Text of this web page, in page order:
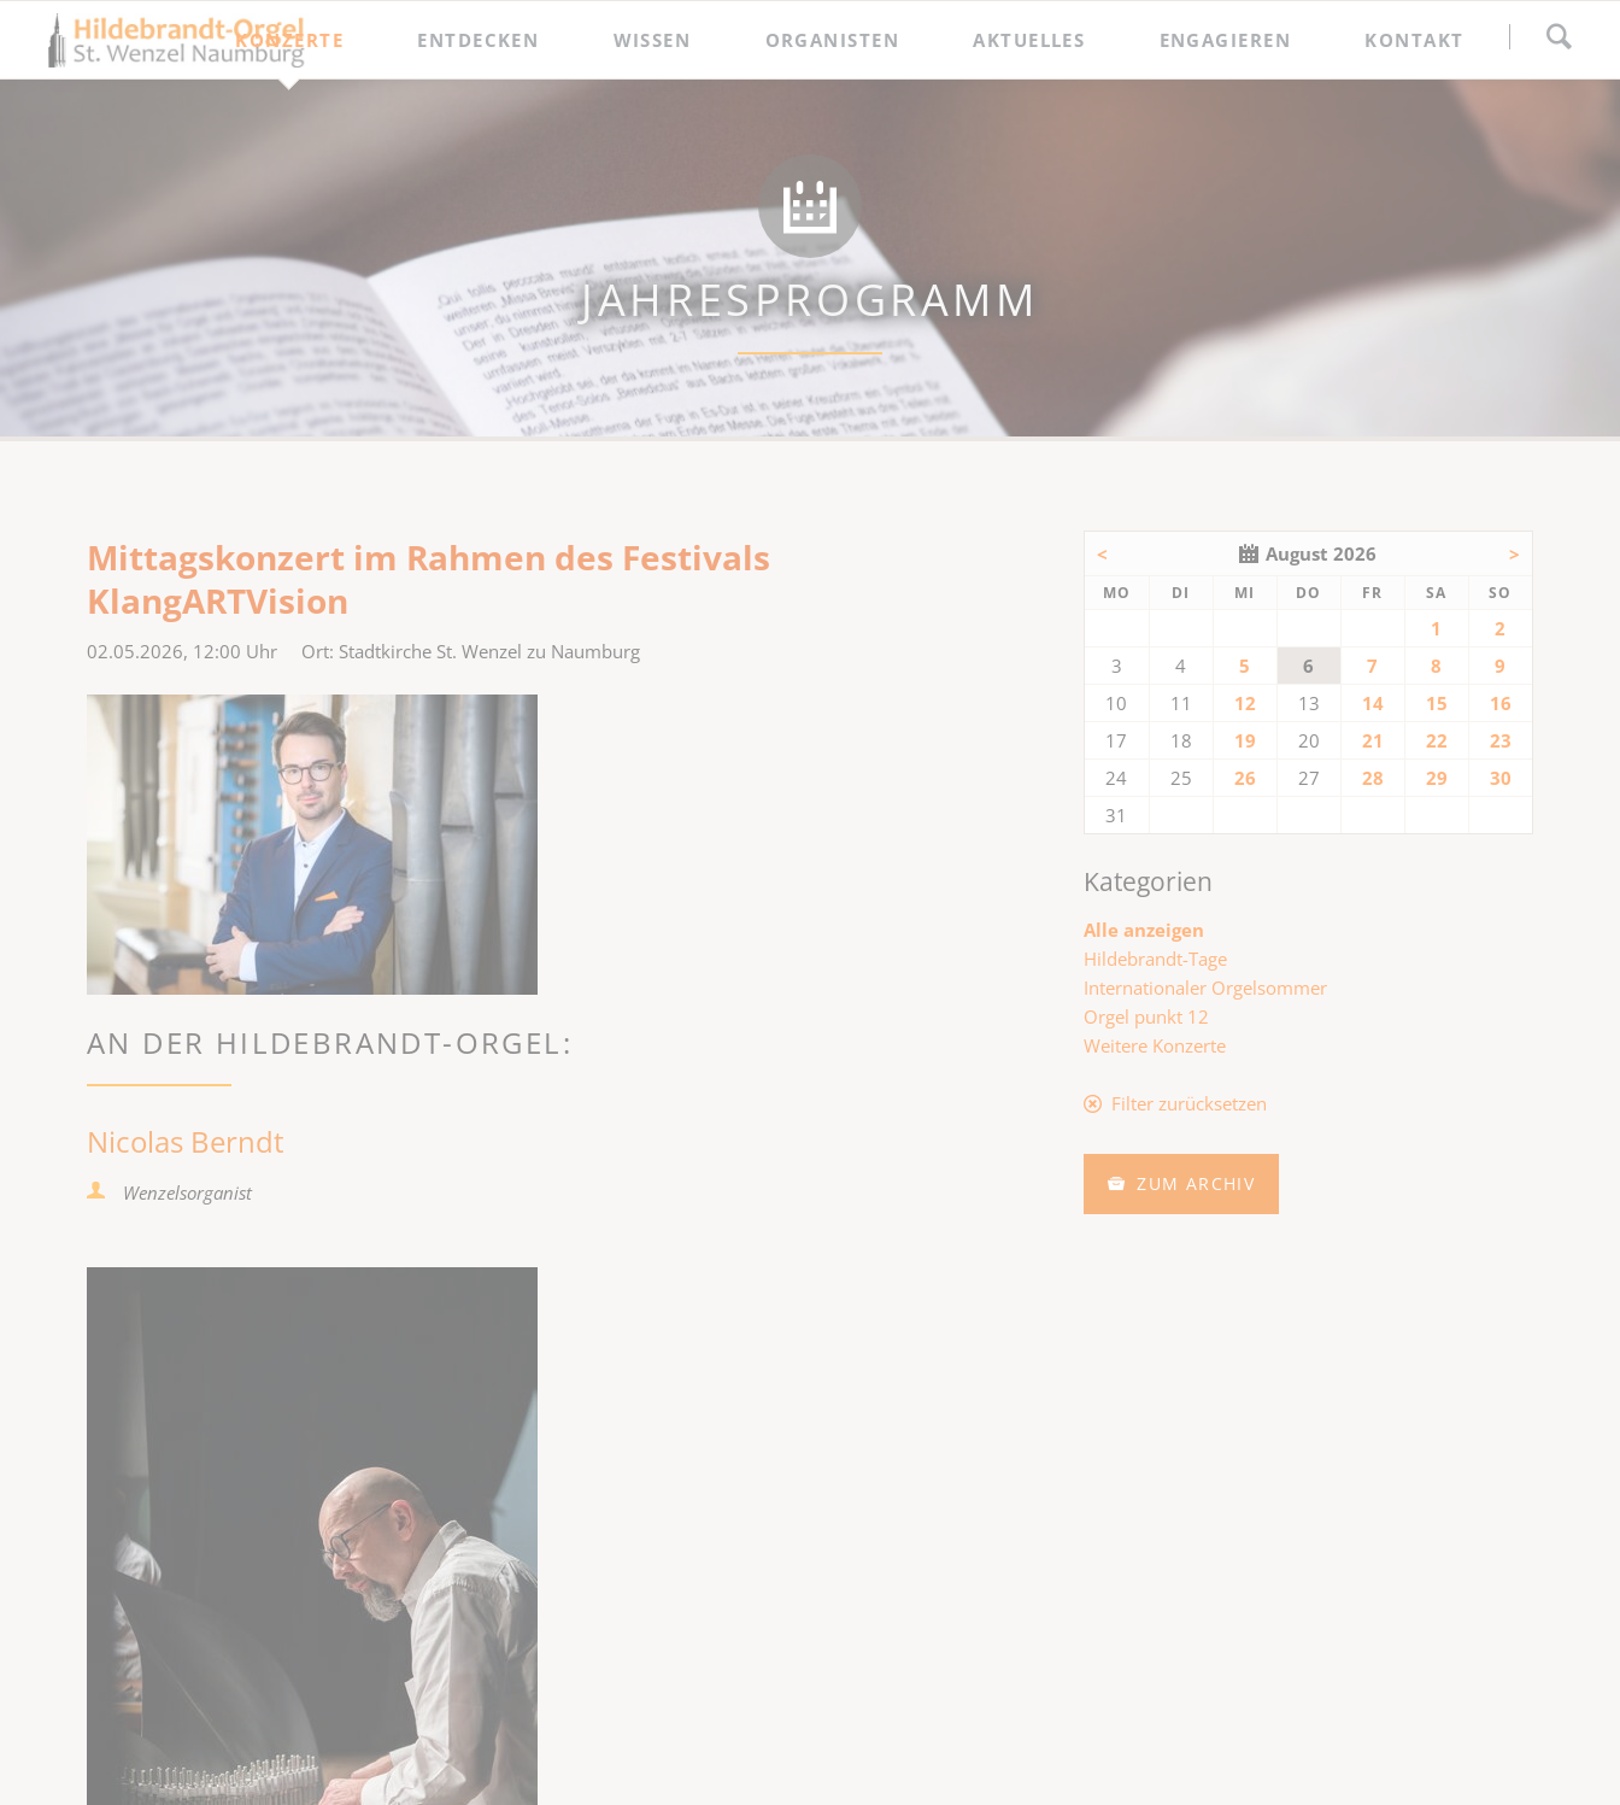
überspringen
KONZERTE ENTDECKEN WISSEN ORGANISTEN
Die Assistenzorganistin
Berühmte Gast-Organisten
AKTUELLES ENGAGIEREN KONTAKT
JAHRESPROGRAMM
Mittagskonzert im Rahmen des Festivals
KlangARTVision
02.05.2026, 12:00 Uhr Ort: Stadtkirche St. Wenzel zu Naumburg
AN DER HILDEBRANDT-ORGEL:
Nicolas Berndt
Wenzelsorganist
< August 2026 >
MO NTAGDI ENSTAG
MI TTWOCH
DO NNERSTAG
FR EITAGSA MSTAGSO
1
2
3
4 5 6 7 8
9
10
11 12 13 14 15
16
17
18 19 20 21 22
23
24
25 26 27 28 29
30
31
Kategorien
Alle anzeigen
Hildebrandt-Tage
Internationaler Orgelsommer
Orgel punkt 12
Weitere Konzerte
Filter zurücksetzen
ZUM ARCHIV